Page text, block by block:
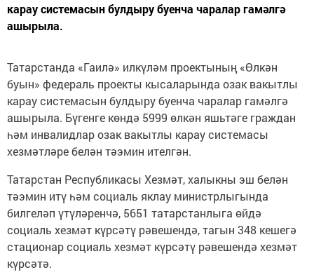
карау системасын булдыру буенча чаралар гамәлгә
ашырыла.
Татарстанда «Гаилә» илкүләм проектының «Өлкән
буын» федераль проекты кысаларында озак вакытлы
карау системасын булдыру буенча чаралар гамәлгә
ашырыла. Бүгенге көндә 5999 өлкән яшьтәге граждан
һәм инвалидлар озак вакытлы карау системасы
хезмәтләре белән тәэмин ителгән.
Татарстан Республикасы Хезмәт, халыкны эш белән
тәэмин итү һәм социаль яклау министрлыгында
билгеләп үтүләренчә, 5651 татарстанлыга өйдә
социаль хезмәт күрсәтү рәвешендә, тагын 348 кешегә
стационар социаль хезмәт күрсәтү рәвешендә хезмәт
күрсәтә.